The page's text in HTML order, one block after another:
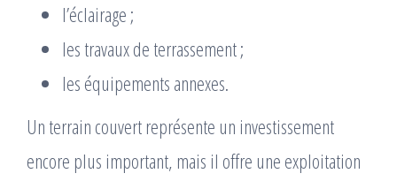
l’éclairage ;
les travaux de terrassement ;
les équipements annexes.
Un terrain couvert représente un investissement
encore plus important, mais il offre une exploitation